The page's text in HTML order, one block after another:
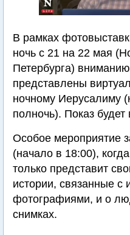
В рамках
ночь с 21 на 22 мая
Петербурга)
представлены
ночному Иерусалиму
полночь). Показ будет
Особое мероприятие
(начало в 18:00),
только представит
истории, связанные с
фотографиями, и о
снимках.